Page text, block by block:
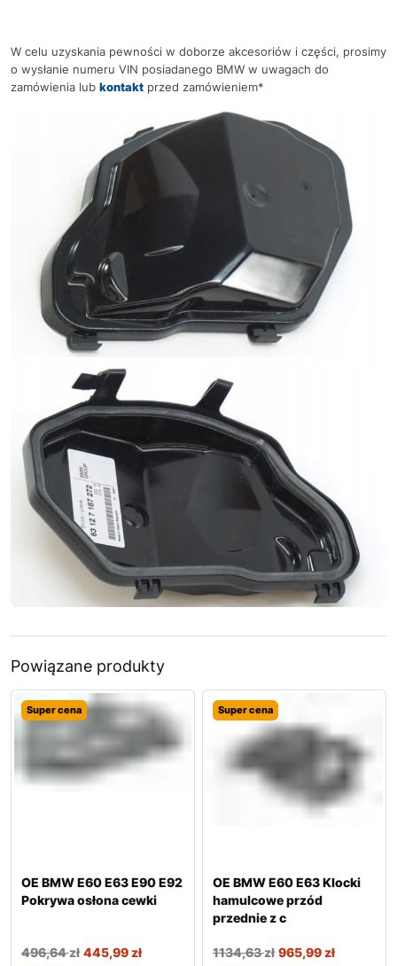
W celu uzyskania pewności w doborze akcesoriów i części, prosimy
o wysłanie numeru VIN posiadanego BMW w uwagach do
zamówienia lub kontakt przed zamówieniem*
Powiązane produkty
Super cena
OE BMW E60 E63 E90 E92
Pokrywa osłona cewki
496,64zł 445,99zł
Super cena
OE BMW E60 E63 Klocki
hamulcowe przód
przednie z c
1134,63zł 965,99zł